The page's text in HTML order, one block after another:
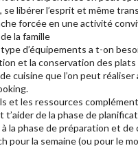
se libérer l’esprit et même
forcée en une activité
la famille
d’équipements a t-on
et la conservation des plats
cuisine que l’on peut réaliser
et les ressources
t’aider de la phase de
la phase de préparation et de
pour la semaine (ou pour le